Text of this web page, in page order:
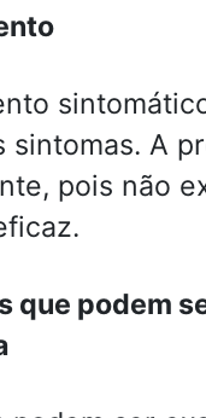
sintomas. A
pois não
que podem